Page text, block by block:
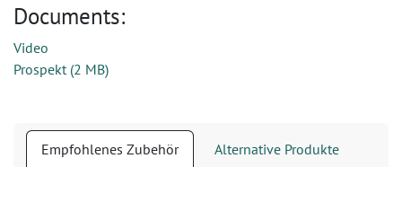
Documents:
Video
Prospekt(2 MB)
Empfohlenes Zubehör Alternative Produkte